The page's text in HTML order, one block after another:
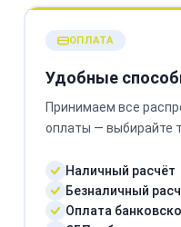
ОПЛАТА
Удобные
Принимаем все
оплаты — выбирайте
Наличный расчёт
Безналичный
Оплата